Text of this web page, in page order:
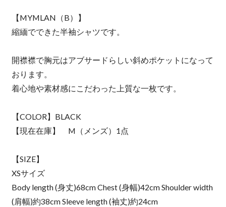
【MYMLAN（B）】
縮緬でできた半袖シャツです。
開襟襟で胸元はアブサードらしい斜めポケットになって
おります。
着心地や素材感にこだわった上質な一枚です。
【COLOR】BLACK
【現在在庫】 M（メンズ）1点
【SIZE】
XSサイズ
Body length (身丈)68cm Chest (身幅)42cm Shoulder width
(肩幅)約38cm Sleeve length (袖丈)約24cm